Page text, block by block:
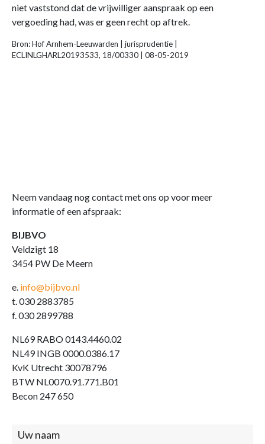
niet vaststond dat de vrijwilliger aanspraak op een
vergoeding had, was er geen recht op aftrek.
Bron: Hof Arnhem-Leeuwarden | jurisprudentie |
ECLINLGHARL20193533, 18/00330 | 08-05-2019
Neem vandaag nog contact met ons op voor meer
informatie of een afspraak:
BIJBVO
Veldzigt 18
3454 PW De Meern
e. info@bijbvo.nl
t. 030 2883785
f. 030 2899788
NL69 RABO 0143.4460.02
NL49 INGB 0000.0386.17
KvK Utrecht 30078796
BTW NL0070.91.771.B01
Becon 247 650
Contact